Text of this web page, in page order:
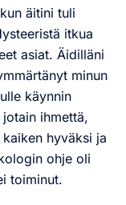
äitini tuli
itkua
asiat. Äidilläni
minun
käynnin
ihmettä,
hyväksi ja
ohje oli
toiminut.